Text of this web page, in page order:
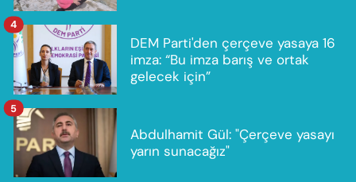
DEM Parti'den çerçeve yasaya 16
imza: “Bu imza barış ve ortak
gelecek için”
4
Abdulhamit Gül: "Çerçeve yasayı
yarın sunacağız"
5